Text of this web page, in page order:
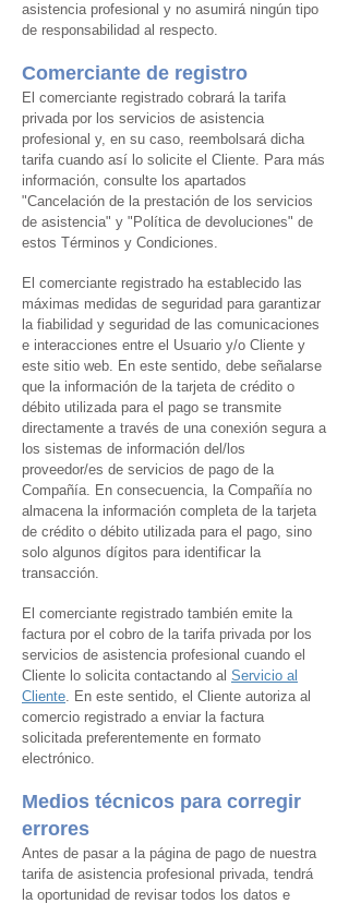
asistencia profesional y no asumirá ningún tipo
de responsabilidad al respecto.
Comerciante de registro
El comerciante registrado cobrará la tarifa
privada por los servicios de asistencia
profesional y, en su caso, reembolsará dicha
tarifa cuando así lo solicite el Cliente. Para más
información, consulte los apartados
"Cancelación de la prestación de los servicios
de asistencia" y "Política de devoluciones" de
estos Términos y Condiciones.
El comerciante registrado ha establecido las
máximas medidas de seguridad para garantizar
la fiabilidad y seguridad de las comunicaciones
e interacciones entre el Usuario y/o Cliente y
este sitio web. En este sentido, debe señalarse
que la información de la tarjeta de crédito o
débito utilizada para el pago se transmite
directamente a través de una conexión segura a
los sistemas de información del/los
proveedor/es de servicios de pago de la
Compañía. En consecuencia, la Compañía no
almacena la información completa de la tarjeta
de crédito o débito utilizada para el pago, sino
solo algunos dígitos para identificar la
transacción.
El comerciante registrado también emite la
factura por el cobro de la tarifa privada por los
servicios de asistencia profesional cuando el
Cliente lo solicita contactando al Servicio al
Cliente. En este sentido, el Cliente autoriza al
comercio registrado a enviar la factura
solicitada preferentemente en formato
electrónico.
Medios técnicos para corregir
errores
Antes de pasar a la página de pago de nuestra
tarifa de asistencia profesional privada, tendrá
la oportunidad de revisar todos los datos e